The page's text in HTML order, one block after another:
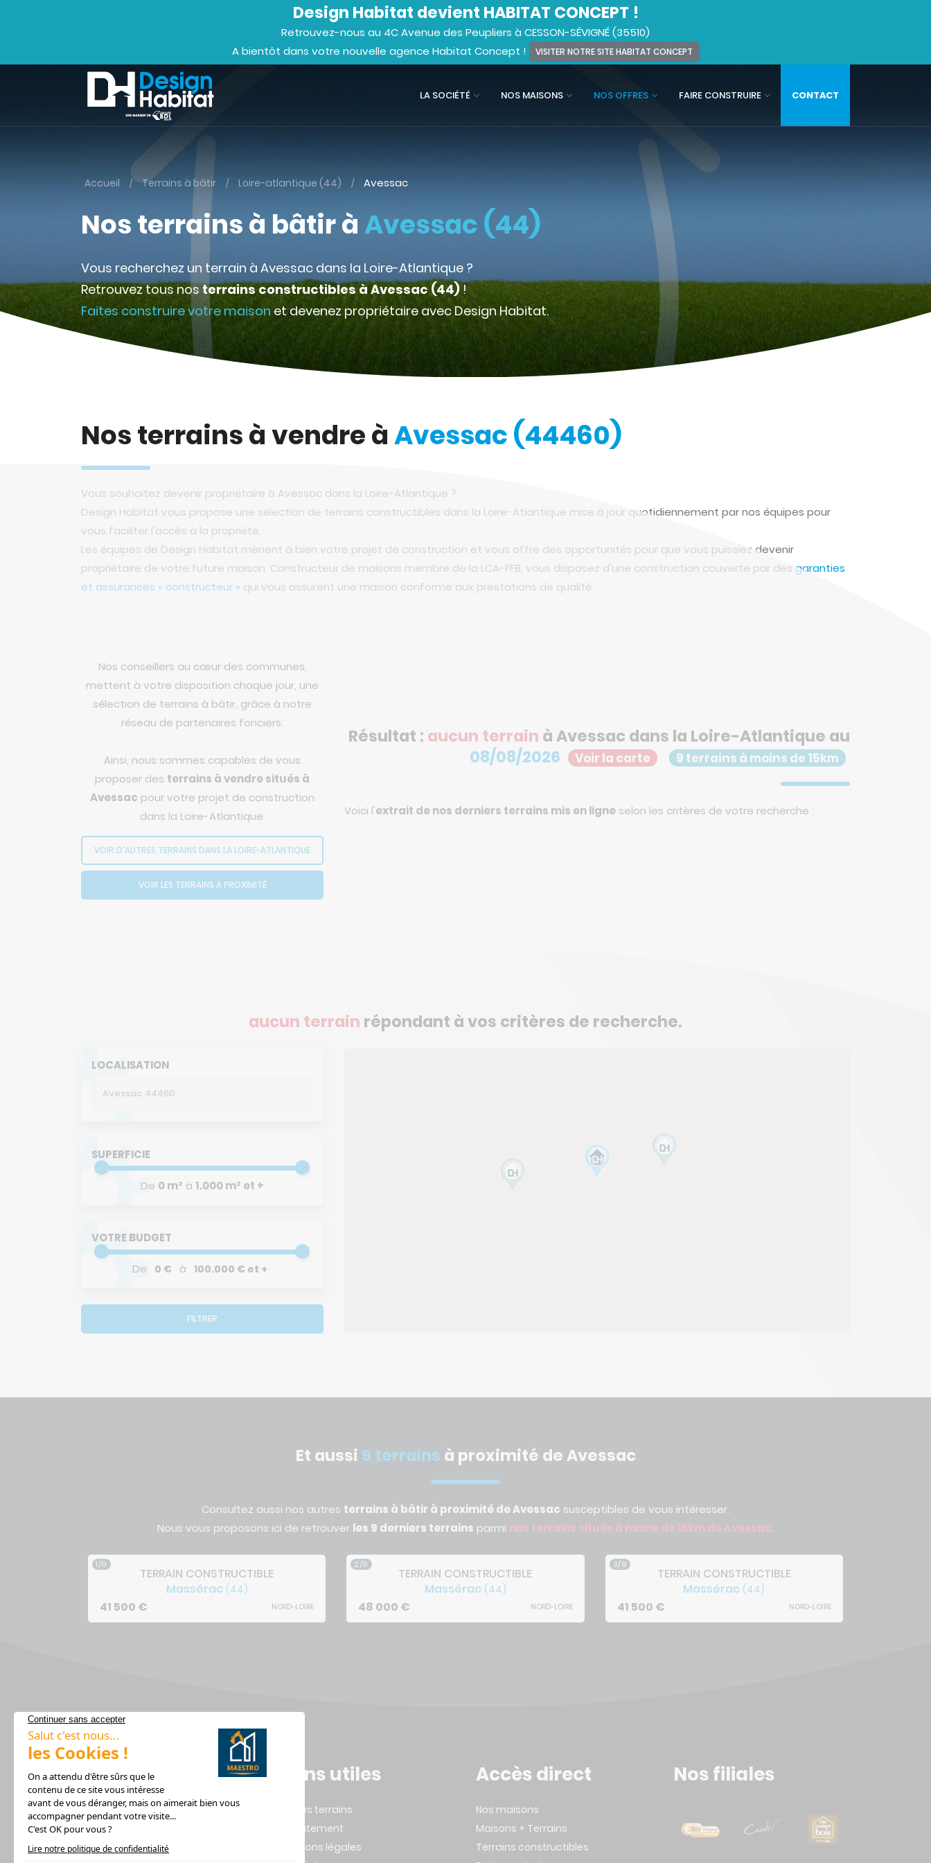
Design Habitat devient HABITAT CONCEPT !
Retrouvez-nous au 4C Avenue des Peupliers à CESSON-SÉVIGNÉ (35510)
A bientôt dans votre nouvelle agence Habitat Concept !
VISITER NOTRE SITE HABITAT CONCEPT
LA SOCIÉTÉ NOS MAISONS NOS OFFRES FAIRE CONSTRUIRE CONTACT
Accueil Terrains à bâtir Loire-atlantique (44) Avessac
Nos terrains à bâtir àAvessac (44)
Vous recherchez un terrain à Avessac dans la Loire-Atlantique ?
Retrouvez tous nosterrains constructibles à Avessac (44)!
Faites construire votre maison et devenez propriétaire avec Design Habitat.
Nos terrains à vendre àAvessac (44460)
Vous souhaitez devenir propriétaire à Avessac dans la Loire-Atlantique ?
Design Habitat vous propose une sélection de terrains constructibles dans la Loire-Atlantique mise à jour quotidiennement par nos équipes pour
vous faciliter l'accès à la propriété.
Les équipes de Design Habitat mènent à bien votre projet de construction et vous offre des opportunités pour que vous puissiez devenir
propriétaire de votre future maison. Constructeur de maisons membre de la LCA-FFB, vous disposez d'une construction couverte par des garanties
et assurances « constructeur » qui vous assurent une maison conforme aux prestations de qualité.
Résultat : aucun terrain à Avessac dans la Loire-Atlantique au
08/08/2026
Voir la carte 9 terrains à moins de 15km
Voici l'extrait de nos derniers terrains mis en ligne selon les critères de votre recherche :
Nos conseillers au cœur des communes,
mettent à votre disposition chaque jour, une
sélection de terrains à bâtir, grâce à notre
réseau de partenaires fonciers.
Ainsi, nous sommes capables de vous
proposer des terrains à vendre situés à
Avessac pour votre projet de construction
dans la Loire-Atlantique.
VOIR D'AUTRES TERRAINS DANS LA LOIRE-ATLANTIQUE
VOIR LES TERRAINS À PROXIMITÉ
aucun terrain répondant à vos critères de recherche.
LOCALISATION
SUPERFICIE
De 0 m² à 1.000 m² et +
VOTRE BUDGET
De 0 € à 100.000 € et +
FILTRER
Et aussi 9 terrains à proximité de Avessac
Consultez aussi nos autres terrains à bâtir à proximité de Avessac susceptibles de vous intéresser.
Nous vous proposons ici de retrouver les 9 derniers terrains parmi nos terrains situés à moins de 15km de Avessac.
1/9
TERRAIN CONSTRUCTIBLE
Massérac (44)
41 500 € NORD-LOIRE
2/9
TERRAIN CONSTRUCTIBLE
Massérac (44)
48 000 € NORD-LOIRE
3/9
TERRAIN CONSTRUCTIBLE
Massérac (44)
41 500 € NORD-LOIRE
Design Habitat, Constructeur
de votre maison dans les Pays
Liens utiles
Alertes terrains
Recrutement
Mentions légales
Accès direct
Nos maisons
Maisons + Terrains
Terrains constructibles
Nos filiales